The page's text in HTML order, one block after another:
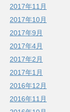
2017年11月
2017年10月
2017年9月
2017年4月
2017年2月
2017年1月
2016年12月
2016年11月